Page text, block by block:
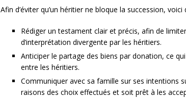
Afin d’éviter qu’un héritier ne bloque la succession,
Rédiger un testament clair et précis, afin de
d’interprétation divergente par les héritiers.
Anticiper le partage des biens par donation, ce
entre les héritiers.
Communiquer avec sa famille sur ses intentions
raisons des choix effectués et soit prêt à les